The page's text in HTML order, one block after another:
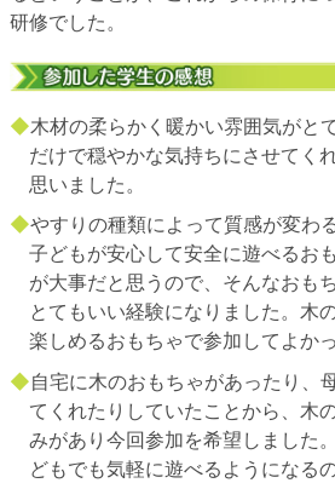
研修でした。
◆木材の柔らかく暖かい雰囲気がと
だけで穏やかな気持ちにさせてく
思いました。
◆やすりの種類によって質感が変わ
子どもが安心して安全に遊べるお
が大事だと思うので、そんなおも
とてもいい経験になりました。木
楽しめるおもちゃで参加してよかっ
◆自宅に木のおもちゃがあったり、
てくれたりしていたことから、木
みがあり今回参加を希望しました
どもでも気軽に遊べるようになる